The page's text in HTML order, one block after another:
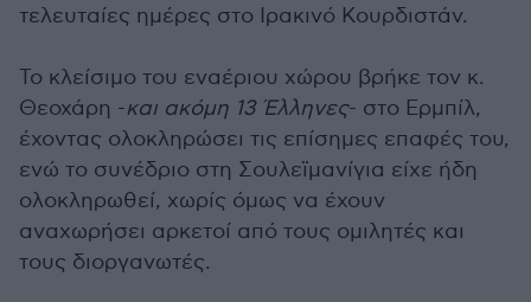
τελευταίες ημέρες στο Ιρακινό Κουρδιστάν.
Το κλείσιμο του εναέριου χώρου βρήκε τον κ.
Θεοχάρη -και ακόμη 13 Έλληνες- στο Ερμπίλ,
έχοντας ολοκληρώσει τις επίσημες επαφές του,
ενώ το συνέδριο στη Σουλεϊμανίγια είχε ήδη
ολοκληρωθεί, χωρίς όμως να έχουν
αναχωρήσει αρκετοί από τους ομιλητές και
τους διοργανωτές.